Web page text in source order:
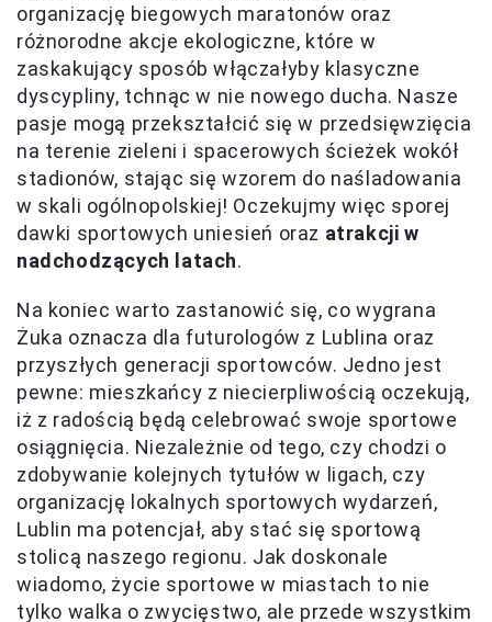
organizację biegowych maratonów oraz
różnorodne akcje ekologiczne, które w
zaskakujący sposób włączałyby klasyczne
dyscypliny, tchnąc w nie nowego ducha. Nasze
pasje mogą przekształcić się w przedsięwzięcia
na terenie zieleni i spacerowych ścieżek wokół
stadionów, stając się wzorem do naśladowania
w skali ogólnopolskiej! Oczekujmy więc sporej
dawki sportowych uniesień oraz atrakcji w
nadchodzących latach.
Na koniec warto zastanowić się, co wygrana
Żuka oznacza dla futurologów z Lublina oraz
przyszłych generacji sportowców. Jedno jest
pewne: mieszkańcy z niecierpliwością oczekują,
iż z radością będą celebrować swoje sportowe
osiągnięcia. Niezależnie od tego, czy chodzi o
zdobywanie kolejnych tytułów w ligach, czy
organizację lokalnych sportowych wydarzeń,
Lublin ma potencjał, aby stać się sportową
stolicą naszego regionu. Jak doskonale
wiadomo, życie sportowe w miastach to nie
tylko walka o zwycięstwo, ale przede wszystkim